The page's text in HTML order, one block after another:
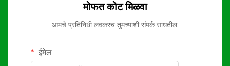
मोफत कोट मिळवा
आमचे प्रतिनिधी लवकरच तुमच्याशी संपर्क साधतील.
ईमेल